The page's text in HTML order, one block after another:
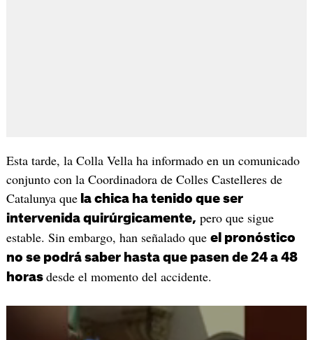
Esta tarde, la Colla Vella ha informado en un comunicado
conjunto con la Coordinadora de Colles Castelleres de
Catalunya quela chica ha tenido que ser
intervenida quirúrgicamente, pero que sigue
estable. Sin embargo, han señalado que el pronóstico
no se podrá saber hasta que pasen de 24 a 48
horas desde el momento del accidente.